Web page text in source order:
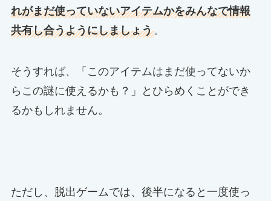
れがまだ使っていないアイテムかをみんなで情報
共有し合うようにしましょう。
そうすれば、「このアイテムはまだ使ってないか
らこの謎に使えるかも？」とひらめくことができ
るかもしれません。
ただし、脱出ゲームでは、後半になると一度使っ